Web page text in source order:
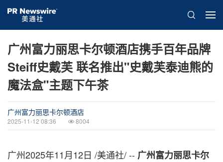
广州富力丽思卡尔顿酒店携手百年品牌
Steiff史戴芙 联名推出"史戴芙泰迪熊的
魔法盒"主题下午茶
广州富力丽思卡尔顿酒店
2025-11-12 08:36 8004
广州2025年11月12日 /美通社/ -- 广州富力丽思卡尔